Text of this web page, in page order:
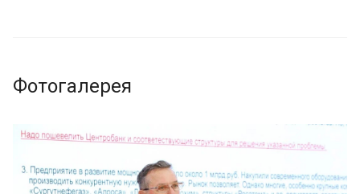
Фотогалерея